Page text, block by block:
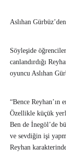
Aslıhan
Söyleşide
canlandırdığı
oyuncu Aslıhan
“Bence Reyhan’ın
Özellikle küçük
Ben de İnegöl’de
ve sevdiğin işi
Reyhan